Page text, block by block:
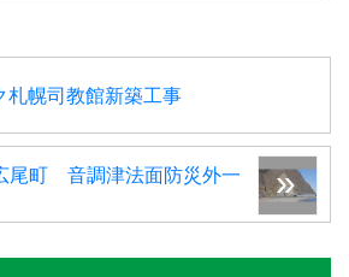
札幌司教館新築工事
町 音調津法面防災外一